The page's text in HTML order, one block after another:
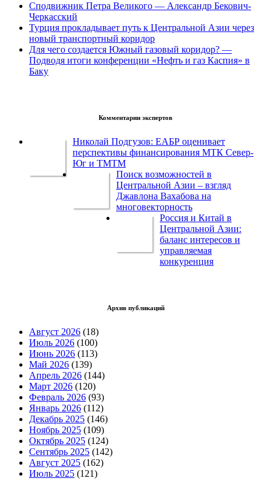
Сподвижник Петра Великого — Александр Бекович-
Черкасский
Турция прокладывает путь к Центральной Азии через
новый транспортный коридор
Для чего создается Южный газовый коридор? —
Подводя итоги конференции «Нефть и газ Каспия» в
Баку
Комментарии экспертов
Николай Подгузов: ЕАБР оценивает
перспективы финансирования МТК Север-
Юг и ТМТМ
Поиск возможностей в
Центральной Азии – взгляд
Джавлона Вахабова на
многовекторность
Россия и Китай в
Центральной Азии:
баланс интересов и
управляемая
конкуренция
Архив публикаций
Август 2026 (18)
Июль 2026 (100)
Июнь 2026 (113)
Май 2026 (139)
Апрель 2026 (144)
Март 2026 (120)
Февраль 2026 (93)
Январь 2026 (112)
Декабрь 2025 (146)
Ноябрь 2025 (109)
Октябрь 2025 (124)
Сентябрь 2025 (142)
Август 2025 (162)
Июль 2025 (121)